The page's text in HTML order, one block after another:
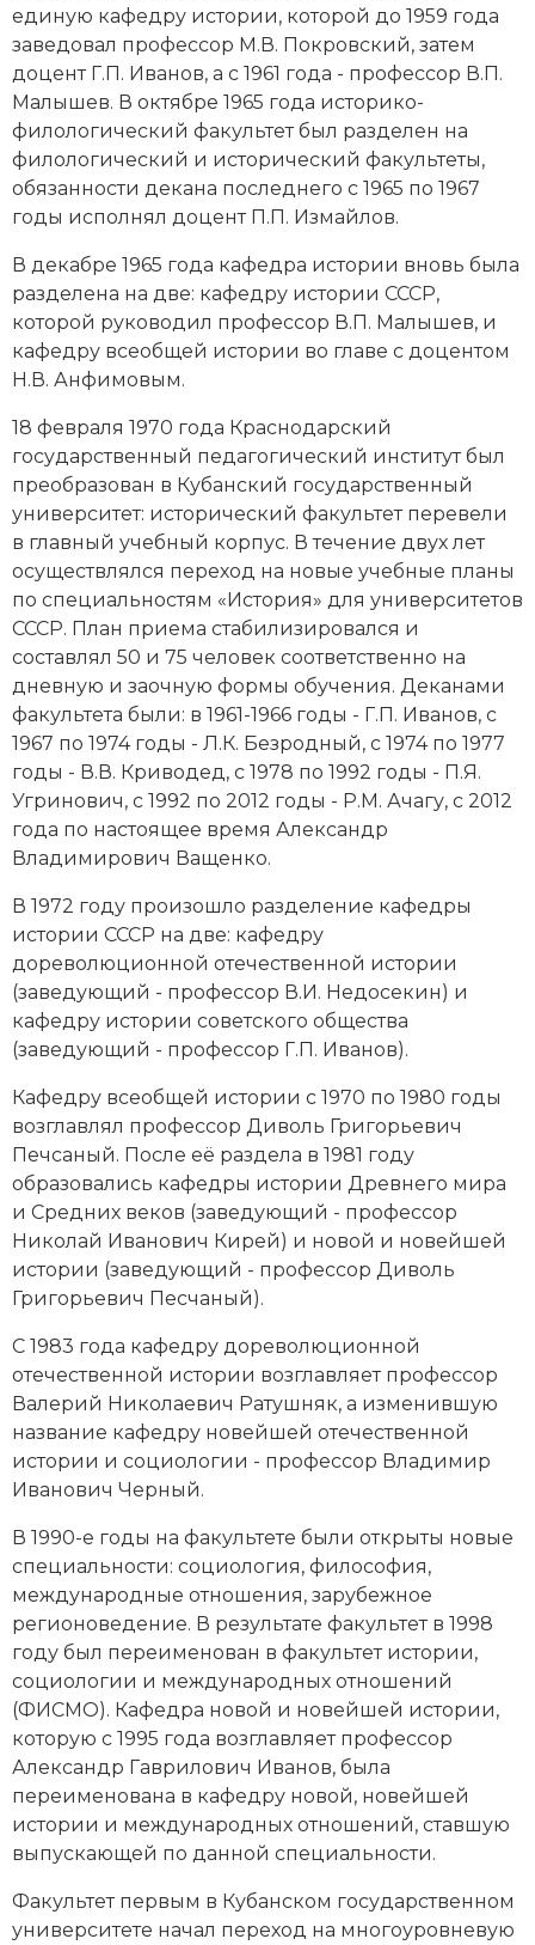
единую кафедру истории, которой до 1959 года
заведовал профессор М.В. Покровский, затем
доцент Г.П. Иванов, а с 1961 года - профессор В.П.
Малышев. В октябре 1965 года историко-
филологический факультет был разделен на
филологический и исторический факультеты,
обязанности декана последнего с 1965 по 1967
годы исполнял доцент П.П. Измайлов.
В декабре 1965 года кафедра истории вновь была
разделена на две: кафедру истории СССР,
которой руководил профессор В.П. Малышев, и
кафедру всеобщей истории во главе с доцентом
Н.В. Анфимовым.
18 февраля 1970 года Краснодарский
государственный педагогический институт был
преобразован в Кубанский государственный
университет: исторический факультет перевели
в главный учебный корпус. В течение двух лет
осуществлялся переход на новые учебные планы
по специальностям «История» для университетов
СССР. План приема стабилизировался и
составлял 50 и 75 человек соответственно на
дневную и заочную формы обучения. Деканами
факультета были: в 1961-1966 годы - Г.П. Иванов, с
1967 по 1974 годы - Л.К. Безродный, с 1974 по 1977
годы - В.В. Криводед, с 1978 по 1992 годы - П.Я.
Угринович, с 1992 по 2012 годы - Р.М. Ачагу, с 2012
года по настоящее время Александр
Владимирович Ващенко.
В 1972 году произошло разделение кафедры
истории СССР на две: кафедру
дореволюционной отечественной истории
(заведующий - профессор В.И. Недосекин) и
кафедру истории советского общества
(заведующий - профессор Г.П. Иванов).
Кафедру всеобщей истории с 1970 по 1980 годы
возглавлял профессор Диволь Григорьевич
Печсаный. После её раздела в 1981 году
образовались кафедры истории Древнего мира
и Средних веков (заведующий - профессор
Николай Иванович Кирей) и новой и новейшей
истории (заведующий - профессор Диволь
Григорьевич Песчаный).
С 1983 года кафедру дореволюционной
отечественной истории возглавляет профессор
Валерий Николаевич Ратушняк, а изменившую
название кафедру новейшей отечественной
истории и социологии - профессор Владимир
Иванович Черный.
В 1990-е годы на факультете были открыты новые
специальности: социология, философия,
международные отношения, зарубежное
регионоведение. В результате факультет в 1998
году был переименован в факультет истории,
социологии и международных отношений
(ФИСМО). Кафедра новой и новейшей истории,
которую с 1995 года возглавляет профессор
Александр Гаврилович Иванов, была
переименована в кафедру новой, новейшей
истории и международных отношений, ставшую
выпускающей по данной специальности.
Факультет первым в Кубанском государственном
университете начал переход на многоуровневую